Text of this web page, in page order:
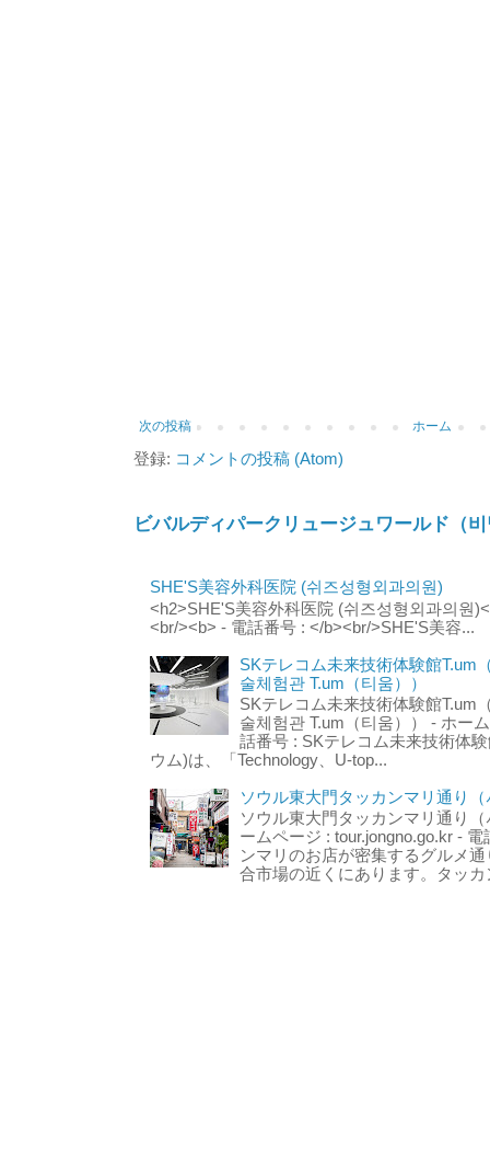
次の投稿 ホーム
登録: コメントの投稿 (Atom)
ビバルディパークリュージュワールド（
SHE'S美容外科医院 (쉬즈성형외과의원)
<h2>SHE'S美容外科医院 (쉬즈성형외과의원
<br/><b> - 電話番号 : </b><br/>SHE'S美容...
SKテレコム未来技術体験館T.um
술체험관 T.um（티움））
SKテレコム未来技術体験館T.um
술체험관 T.um（티움）） - ホー
話番号 : SKテレコム未来技術体
ウム)は、「Technology、U-top...
ソウル東大門タッカンマリ通り
ソウル東大門タッカンマリ通り
ームページ : tour.jongno.go.kr -
ンマリのお店が密集するグルメ
合市場の近くにあります。タッ